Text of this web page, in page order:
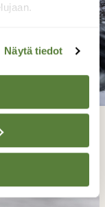
Näytä tiedot